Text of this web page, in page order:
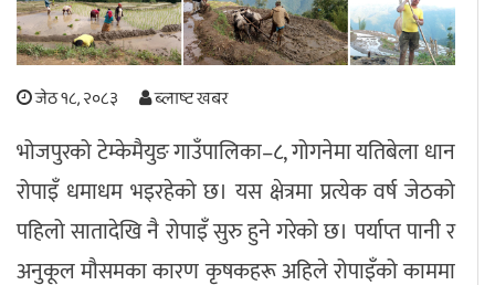
राष्ट्रिय
खेलकुद
स्वास्थ्य
अपराध
छापा समाचार
जेठ १८, २०८३ ब्लाष्ट खबर
भोजपुरको टेम्केमैयुङ गाउँपालिका–८, गोगनेमा यतिबेला धान
रोपाइँ धमाधम भइरहेको छ। यस क्षेत्रमा प्रत्येक वर्ष जेठको
पहिलो सातादेखि नै रोपाइँ सुरु हुने गरेको छ। पर्याप्त पानी र
अनुकूल मौसमका कारण कृषकहरू अहिले रोपाइँको काममा